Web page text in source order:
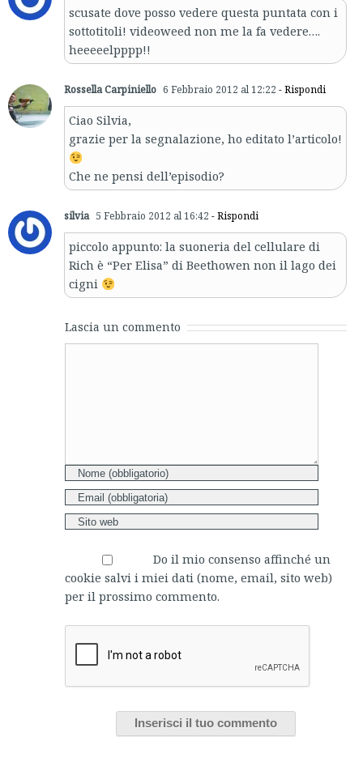
scusate dove posso vedere questa puntata con i
sottotitoli! videoweed non me la fa vedere….
heeeeelpppp!!
Rossella Carpiniello 6 Febbraio 2012 al 12:22 - Rispondi
Ciao Silvia,
grazie per la segnalazione, ho editato l’articolo!
Che ne pensi dell’episodio?
silvia 5 Febbraio 2012 al 16:42 - Rispondi
piccolo appunto: la suoneria del cellulare di
Rich è “Per Elisa” di Beethowen non il lago dei
cigni
Lascia un commento
Do il mio consenso affinché un
cookie salvi i miei dati (nome, email, sito web)
per il prossimo commento.